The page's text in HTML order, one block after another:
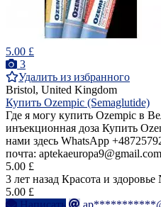
5.00 £
3
Удалить из избранного
Bristol, United Kingdom
Купить Ozempic (Semaglutide)
Где я могу купить Ozempic в
инъекционная доза Купить
нами здесь WhatsApp
почта: aptekaeuropa9@gmail.com
5.00 £
3 лет назад Красота и здоровье
5.00 £
Написать